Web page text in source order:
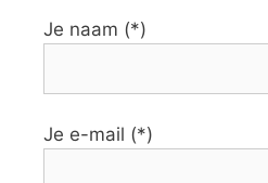
Je naam (*)
Je e-mail (*)